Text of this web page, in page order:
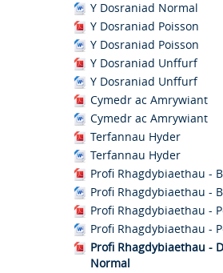
Y Dosraniad Normal
Y Dosraniad Poisson
Y Dosraniad Poisson
Y Dosraniad Unffurf
Y Dosraniad Unffurf
Cymedr ac Amrywiant
Cymedr ac Amrywiant
Terfannau Hyder
Terfannau Hyder
Profi Rhagdybiaethau -
Profi Rhagdybiaethau -
Profi Rhagdybiaethau -
Profi Rhagdybiaethau -
Profi Rhagdybiaethau -
Normal